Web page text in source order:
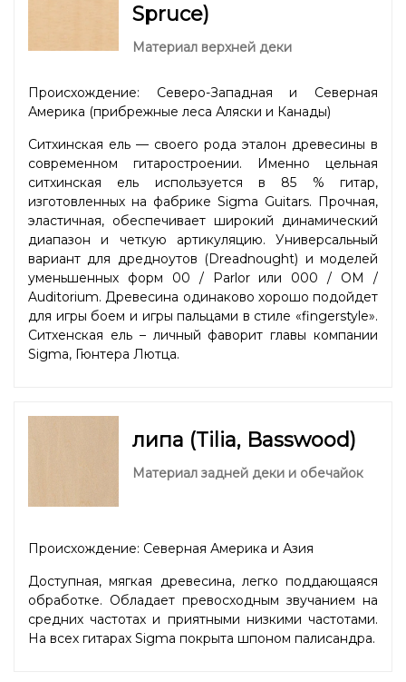
Spruce)
Материал верхней деки
Происхождение: Северо-Западная и Северная
Америка (прибрежные леса Аляски и Канады)
Ситхинская ель — своего рода эталон древесины в
современном гитаростроении. Именно цельная
ситхинская ель используется в 85 % гитар,
изготовленных на фабрике Sigma Guitars. Прочная,
эластичная, обеспечивает широкий динамический
диапазон и четкую артикуляцию. Универсальный
вариант для дредноутов (Dreadnought) и моделей
уменьшенных форм 00 / Parlor или 000 / OM /
Auditorium. Древесина одинаково хорошо подойдет
для игры боем и игры пальцами в стиле «fingerstyle».
Ситхенская ель – личный фаворит главы компании
Sigma, Гюнтера Лютца.
липа (Tilia, Basswood)
Материал задней деки и обечайок
Происхождение: Северная Америка и Азия
Доступная, мягкая древесина, легко поддающаяся
обработке. Обладает превосходным звучанием на
средних частотах и приятными низкими частотами.
На всех гитарах Sigma покрыта шпоном палисандра.